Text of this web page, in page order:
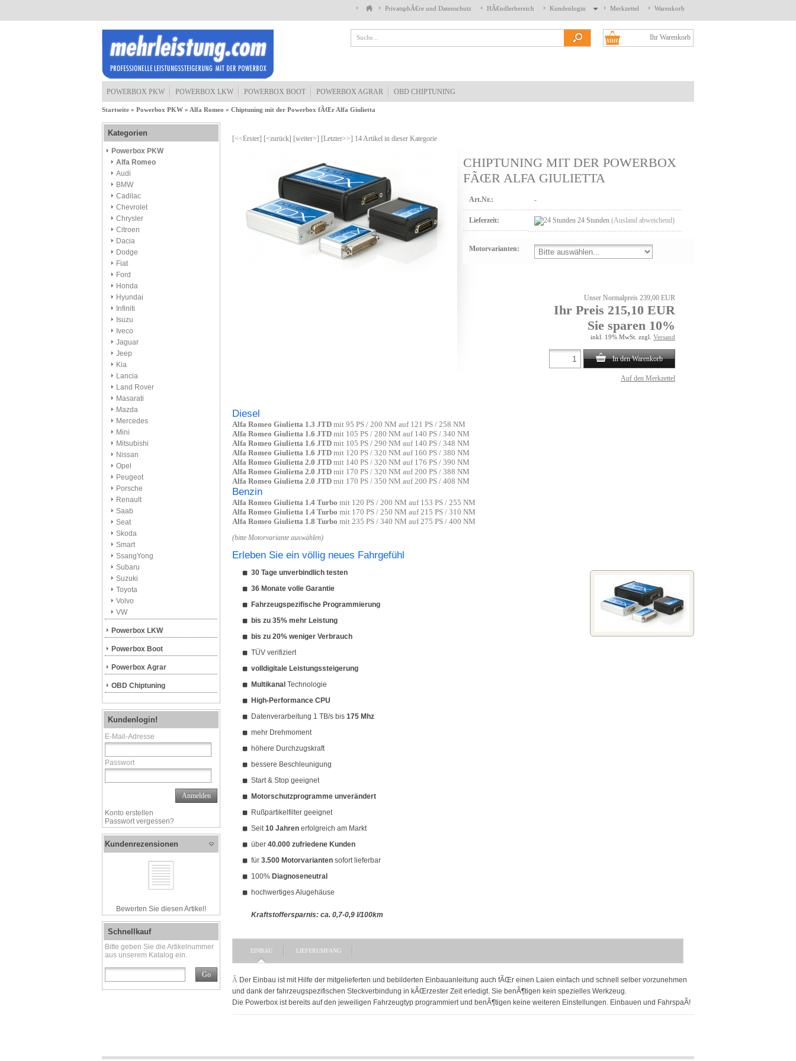
PrivatsphÃ€re und Datenschutz HÃ€ndlerbereich Kundenlogin Merkzettel Warenkorb
Ihr Warenkorb
POWERBOX PKW POWERBOX LKW POWERBOX BOOT POWERBOX AGRAR OBD CHIPTUNING
Startseite » Powerbox PKW » Alfa Romeo » Chiptuning mit der Powerbox fÃŒr Alfa Giulietta
[<<Erster] [<zurück] [weiter>] [Letzter>>] 14Artikel in dieser Kategorie
CHIPTUNING MIT DER POWERBOX
FÃŒR ALFA GIULIETTA
Art.Nr.: -
Lieferzeit: 24 Stunden (Ausland abweichend)
Motorvarianten:
Unser Normalpreis 239,00 EUR
Ihr Preis 215,10 EUR
Sie sparen 10%
inkl. 19% MwSt. zzgl. Versand
In den Warenkorb
Auf den Merkzettel
Diesel
Alfa Romeo Giulietta 1.3 JTD mit 95 PS / 200 NM auf 121 PS / 258 NM
Alfa Romeo Giulietta 1.6 JTD mit 105 PS / 280 NM auf 140 PS / 340 NM
Alfa Romeo Giulietta 1.6 JTD mit 105 PS / 290 NM auf 140 PS / 348 NM
Alfa Romeo Giulietta 1.6 JTD mit 120 PS / 320 NM auf 160 PS / 380 NM
Alfa Romeo Giulietta 2.0 JTD mit 140 PS / 320 NM auf 176 PS / 390 NM
Alfa Romeo Giulietta 2.0 JTD mit 170 PS / 320 NM auf 200 PS / 388 NM
Alfa Romeo Giulietta 2.0 JTD mit 170 PS / 350 NM auf 200 PS / 408 NM
Benzin
Alfa Romeo Giulietta 1.4 Turbo mit 120 PS / 200 NM auf 153 PS / 255 NM
Alfa Romeo Giulietta 1.4 Turbo mit 170 PS / 250 NM auf 215 PS / 310 NM
Alfa Romeo Giulietta 1.8 Turbo mit 235 PS / 340 NM auf 275 PS / 400 NM
(bitte Motorvariante auswählen)
Erleben Sie ein völlig neues Fahrgefühl
30 Tage unverbindlich testen
36 Monate volle Garantie
Fahrzeugspezifische Programmierung
bis zu 35% mehr Leistung
bis zu 20% weniger Verbrauch
TÜV verifiziert
volldigitale Leistungssteigerung
Multikanal Technologie
High-Performance CPU
Datenverarbeitung 1 TB/s bis 175 Mhz
mehr Drehmoment
höhere Durchzugskraft
bessere Beschleunigung
Start & Stop geeignet
Motorschutzprogramme unverändert
Rußpartikelfilter geeignet
Seit10 Jahren erfolgreich am Markt
über 40.000 zufriedene Kunden
für 3.500 Motorvarianten sofort lieferbar
100% Diagnoseneutral
hochwertiges Alugehäuse
Kraftstoffersparnis: ca. 0,7-0,9 l/100km
EINBAU LIEFERUMFANG
Â Der Einbau ist mit Hilfe der mitgelieferten und bebilderten Einbauanleitung auch fÃŒr einen Laien einfach und schnell selber vorzunehmen
und dank der fahrzeugspezifischen Steckverbindung in kÃŒrzester Zeit erledigt. Sie benÃ¶tigen kein spezielles Werkzeug.
Die Powerbox ist bereits auf den jeweiligen Fahrzeugtyp programmiert und benÃ¶tigen keine weiteren Einstellungen. Einbauen und FahrspaÃ!
Kategorien
Powerbox PKW
Alfa Romeo
Audi
BMW
Cadilac
Chevrolet
Chrysler
Citroen
Dacia
Dodge
Fiat
Ford
Honda
Hyundai
Infiniti
Isuzu
Iveco
Jaguar
Jeep
Kia
Lancia
Land Rover
Masarati
Mazda
Mercedes
Mini
Mitsubishi
Nissan
Opel
Peugeot
Porsche
Renault
Saab
Seat
Skoda
Smart
SsangYong
Subaru
Suzuki
Toyota
Volvo
VW
Powerbox LKW
Powerbox Boot
Powerbox Agrar
OBD Chiptuning
Kundenlogin!
E-Mail-Adresse
Passwort
Anmelden
Konto erstellen
Passwort vergessen?
Kundenrezensionen
Bewerten Sie diesen Artikel!
Schnellkauf
Bitte geben Sie die Artikelnummer
aus unserem Katalog ein.
Go